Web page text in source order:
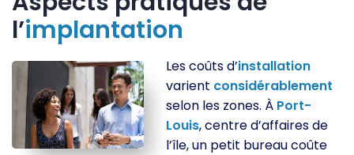
l’implantation
Les coûts d’installation
varient considérablement
selon les zones. À Port-
Louis, centre d’affaires de
l’île, un petit bureau coûte